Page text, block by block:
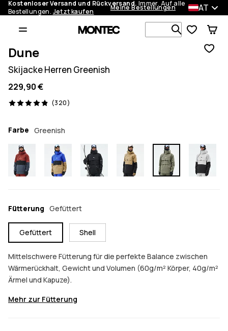
Kostenloser Versand und Rückversand. Immer. Auf alle
Bestellungen. Jetzt kaufen Meine Bestellungen AT
Dune
Skijacke Herren Greenish
229,90 €
(320)
320 Reviews, 4.9/5
Farbe Greenish
Fütterung Gefüttert
Gefüttert Shell
Mittelschwere Fütterung für die perfekte Balance zwischen
Wärmerückhalt, Gewicht und Volumen (60g/m² Körper, 40g/m²
Ärmel und Kapuze).
Mehr zur Fütterung